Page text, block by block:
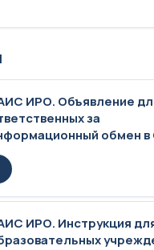
ИРО. Объявление
за
обмен
ИРО. Инструкция